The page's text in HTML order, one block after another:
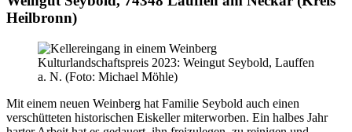
Heilbronn)
Kulturlandschaftspreis 2023: Weingut Seybold, Lauffen
a. N. (Foto: Michael Möhle)
Mit einem neuen Weinberg hat Familie Seybold auch einen
verschütteten historischen Eiskeller miterworben. Ein halbes Jahr